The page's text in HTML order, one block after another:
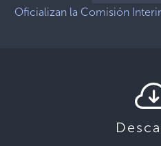
Oficializan la Comisión